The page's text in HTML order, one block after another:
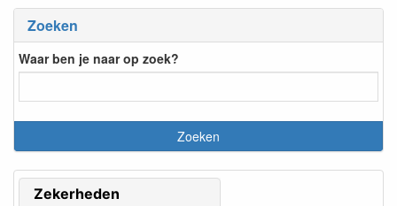
Zoeken
Waar ben je naar op zoek?